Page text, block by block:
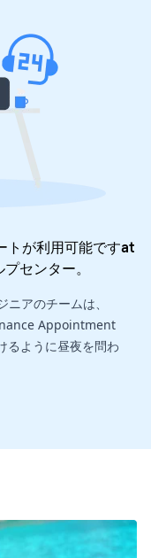
が利用可能ですat
プセンター。
アのチームは、
Appointment
るように昼夜を問わ